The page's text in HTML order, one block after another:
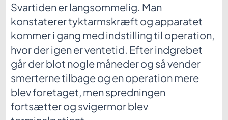
Svartiden er langsommelig. Man
konstaterer tyktarmskræft og apparatet
kommer i gang med indstilling til operation,
hvor der igen er ventetid. Efter indgrebet
går der blot nogle måneder og så vender
smerterne tilbage og en operation mere
blev foretaget, men spredningen
fortsætter og svigermor blev